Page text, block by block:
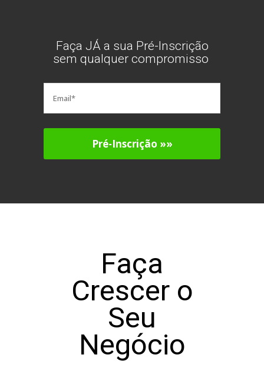
Faça JÁ a sua Pré-Inscrição
sem qualquer compromisso
Faça
Crescer o
Seu
Negócio